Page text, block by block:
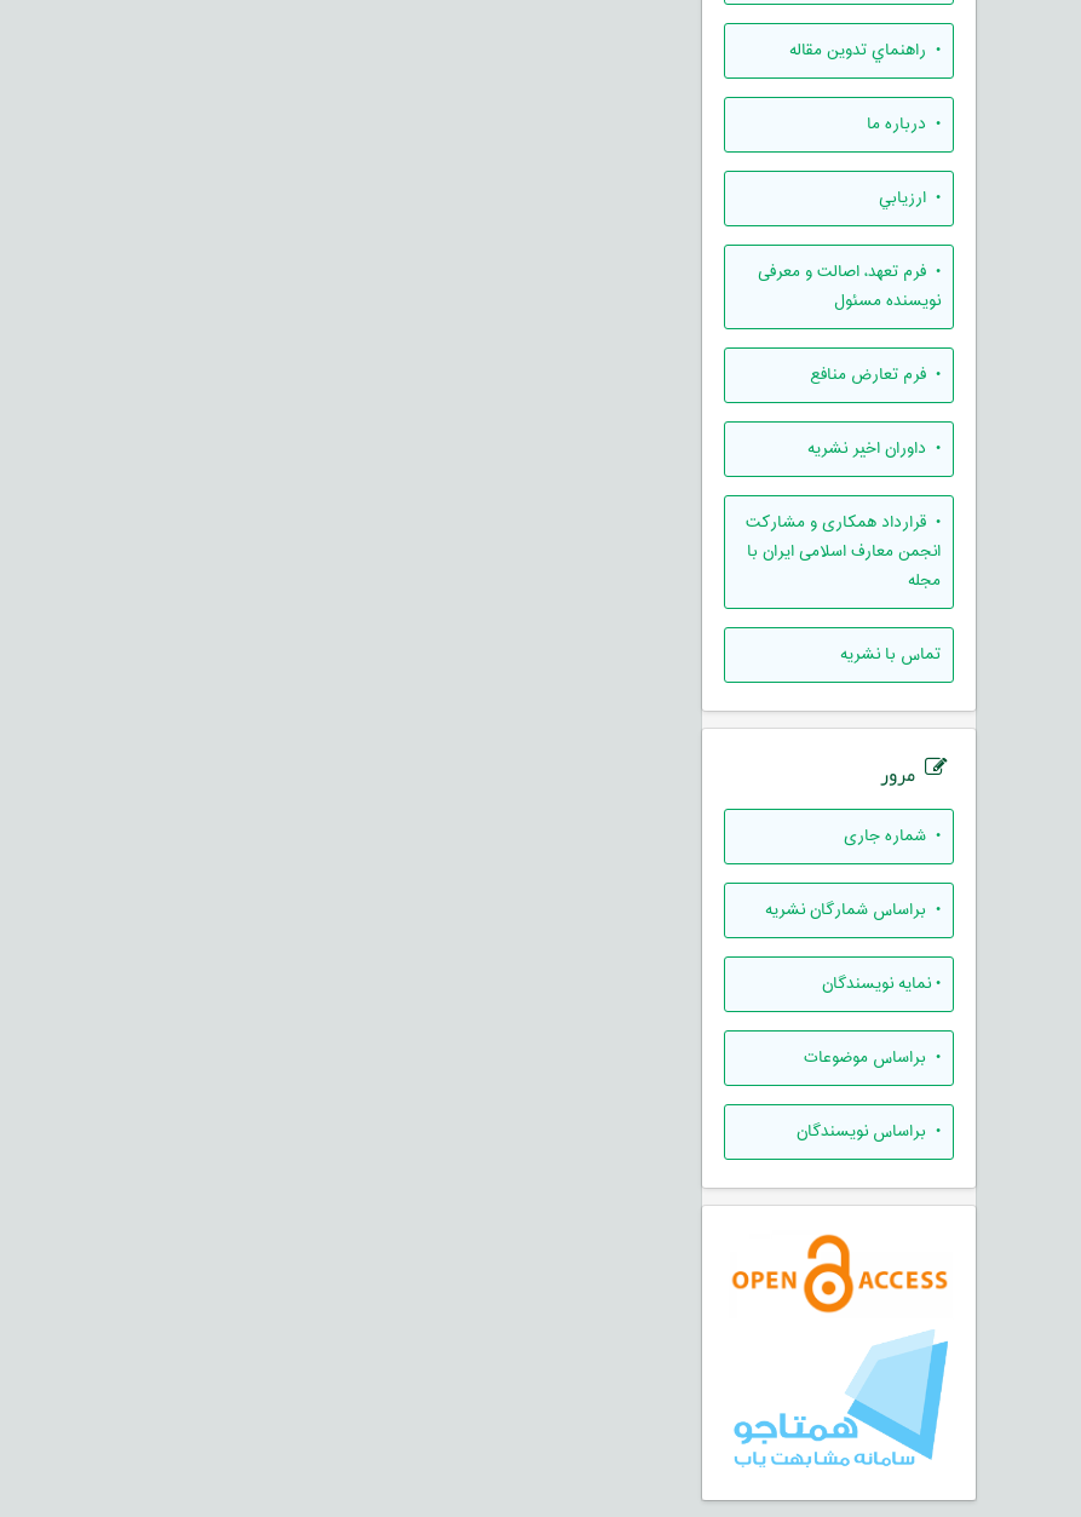
• راهنماي تدوين مقاله
• درباره ما
• ارزيابي
• فرم تعهد، اصالت و معرفی
نویسنده مسئول
• فرم تعارض منافع
• داوران اخیر نشریه
• قرارداد همکاری و مشارکت
انجمن معارف اسلامی ایران با
مجله
تماس با نشریه
مرور
• شماره جاری
• براساس شمارگان نشریه
•نمایه نویسندگان
• براساس موضوعات
• براساس نویسندگان